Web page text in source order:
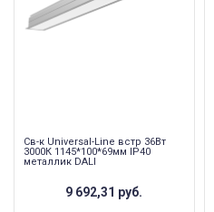
Св-к Universal-Line встр 36Вт
3000К 1145*100*69мм IP40
металлик DALI
9 692,31 руб.